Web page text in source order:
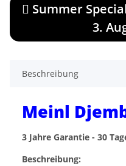
Summer
3.
Beschreibung
Meinl
3 Jahre Garantie - 30
Beschreibung: